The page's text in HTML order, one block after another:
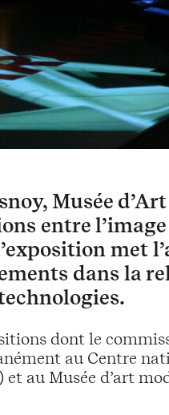
Musée
entre
met
dans la
dont le
au Centre
au Musée d’art